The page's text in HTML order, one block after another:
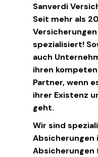
Sanverdi
Seit mehr als
spezialisiert!
auch
ihren
Partner, wenn
ihrer Existenz
geht.
Wir sind
Absicherungen
Absicherungen